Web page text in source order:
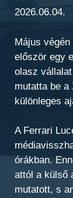
2026.06.04.
Május
először egy
olasz
mutatta be a
különleges
A Ferrari
órákban.
attól a külső
mutatott, s